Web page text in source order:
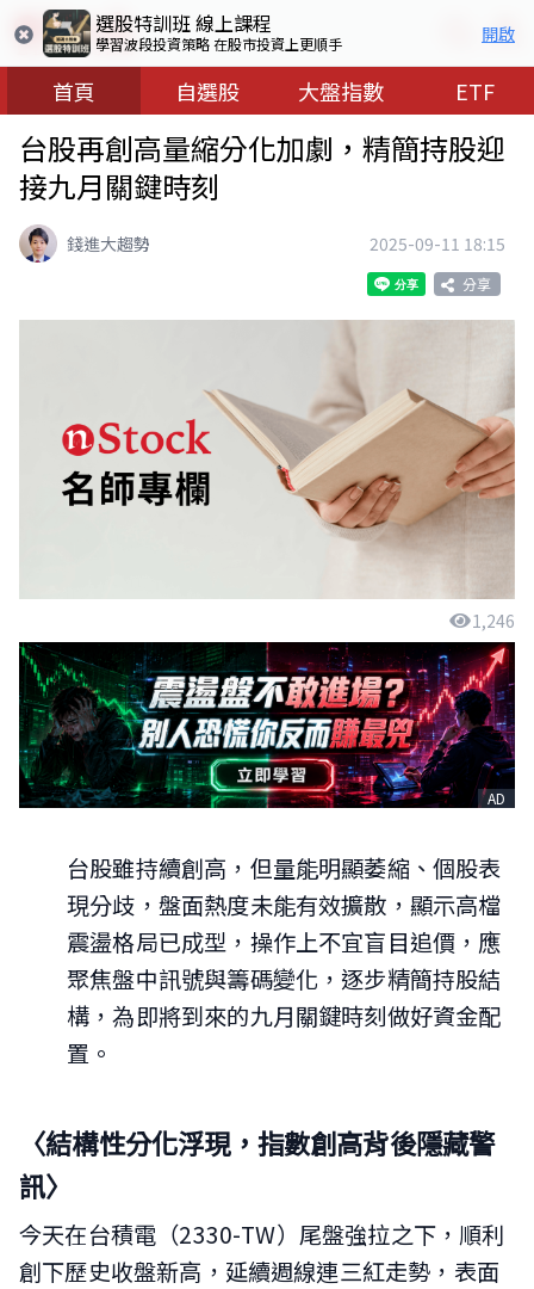
選股特訓班 線上課程
學習波段投資策略 在股市投資上更順手 開啟
首頁 自選股 大盤指數 ETF
台股再創高量縮分化加劇，精簡持股迎
接九月關鍵時刻
錢進大趨勢 2025-09-11 18:15
分享
1,246
AD
台股雖持續創高，但量能明顯萎縮、個股表
現分歧，盤面熱度未能有效擴散，顯示高檔
震盪格局已成型，操作上不宜盲目追價，應
聚焦盤中訊號與籌碼變化，逐步精簡持股結
構，為即將到來的九月關鍵時刻做好資金配
置。
〈結構性分化浮現，指數創高背後隱藏警
訊〉
今天在台積電（2330-TW）尾盤強拉之下，順利
創下歷史收盤新高，延續週線連三紅走勢，表面